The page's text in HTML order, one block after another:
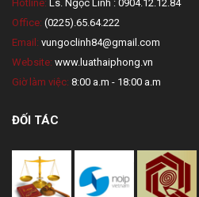
Hotline: Ls. Ngọc Linh : 0904.12.12.84
Office: (0225).65.64.222
Email: vungoclinh84@gmail.com
Website: www.luathaiphong.vn
Giờ làm việc: 8:00 a.m - 18:00 a.m
ĐỐI TÁC